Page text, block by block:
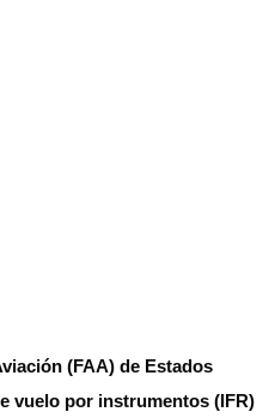
(FAA) de Estados
vuelo por instrumentos (IFR)